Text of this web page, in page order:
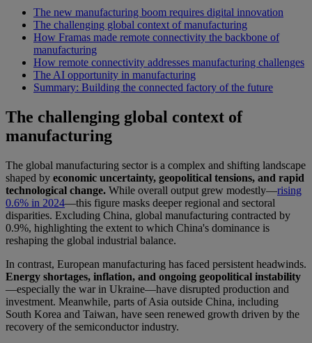
The new manufacturing boom requires digital innovation
The challenging global context of manufacturing
How Framas made remote connectivity the backbone of
manufacturing
How remote connectivity addresses manufacturing challenges
The AI opportunity in manufacturing
Summary: Building the connected factory of the future
The challenging global context of
manufacturing
The global manufacturing sector is a complex and shifting landscape
shaped by economic uncertainty, geopolitical tensions, and rapid
technological change. While overall output grew modestly—rising
0.6% in 2024—this figure masks deeper regional and sectoral
disparities. Excluding China, global manufacturing contracted by
0.9%, highlighting the extent to which China's dominance is
reshaping the global industrial balance.
In contrast, European manufacturing has faced persistent headwinds.
Energy shortages, inflation, and ongoing geopolitical instability
—especially the war in Ukraine—have disrupted production and
investment. Meanwhile, parts of Asia outside China, including
South Korea and Taiwan, have seen renewed growth driven by the
recovery of the semiconductor industry.